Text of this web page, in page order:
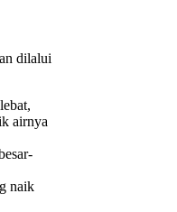
dilalui
airnya
naik